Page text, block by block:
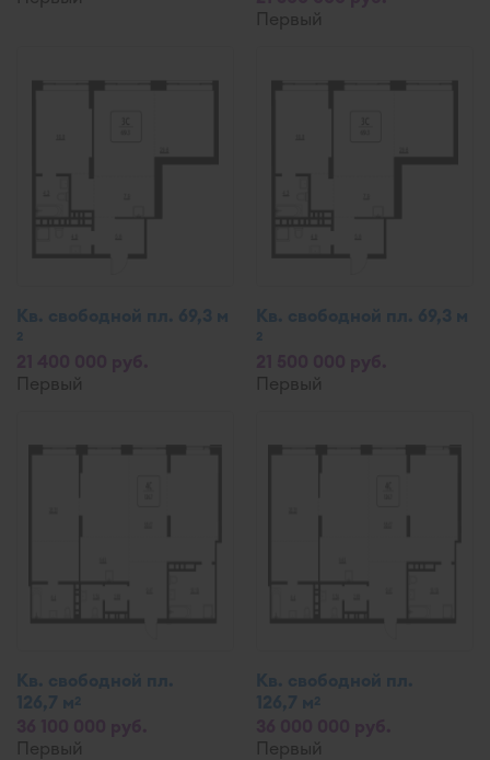
Первый
Кв. свободной пл. 69,3 м
2
Первый
Кв. свободной пл. 69,3 м
2
Первый
Кв. свободной пл.
126,7 м2
Первый
Кв. свободной пл.
126,7 м2
Первый